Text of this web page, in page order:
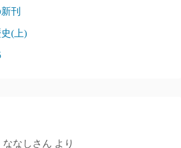
刊
(上)
ななしさん より